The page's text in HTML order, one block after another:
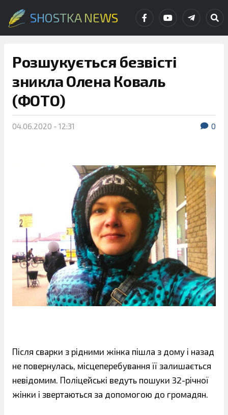
SHOSTKA NEWS
Розшукується безвісті
зникла Олена Коваль
(ФОТО)
04.06.2020 - 12:31 0
Після сварки з рідними жінка пішла з дому і назад
не повернулась, місцеперебування її залишається
невідомим. Поліцейські ведуть пошуки 32-річної
жінки і звертаються за допомогою до громадян.